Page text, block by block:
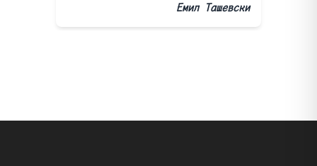
Емил Ташевски